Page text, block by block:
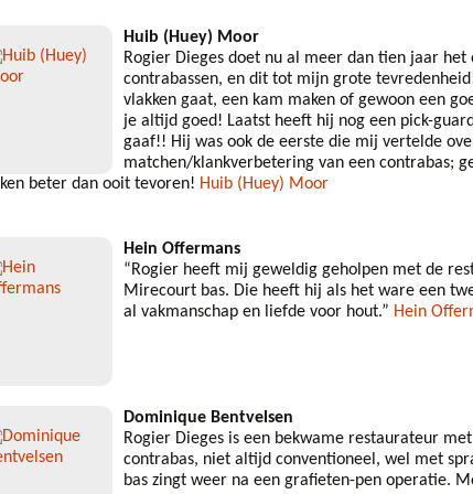
Huib (Huey) Moor
Rogier Dieges doet nu al meer dan tien jaar
contrabassen, en dit tot mijn grote
vlakken gaat, een kam maken of gewoon een
je altijd goed! Laatst heeft hij nog een pick-
gaaf!! Hij was ook de eerste die mij vertelde
matchen/klankverbetering van een contrabas;
beter dan ooit tevoren! Huib (Huey) Moor
Hein Offermans
“Rogier heeft mij geweldig geholpen met de
Mirecourt bas. Die heeft hij als het ware een
al vakmanschap en liefde voor hout.” Hein
Dominique Bentvelsen
Rogier Dieges is een bekwame restaurateur
contrabas, niet altijd conventioneel, wel met
bas zingt weer na een grafieten-pen operatie.